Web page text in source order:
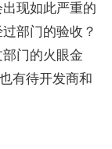
现如此严重的
部门的验收？
门的火眼金
有待开发商和